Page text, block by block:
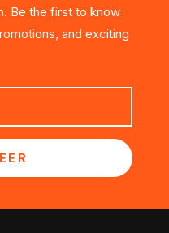
Be the first to know
and exciting